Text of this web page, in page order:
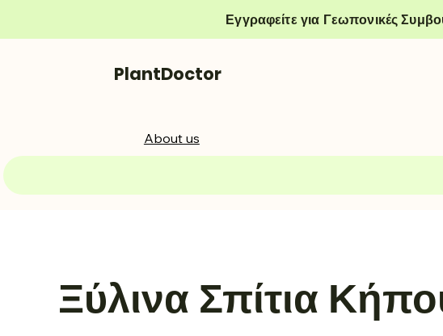
Ξύλινα Σπίτια
Εγγραφείτε για Γεωπονικές
PlantDoctor
About us